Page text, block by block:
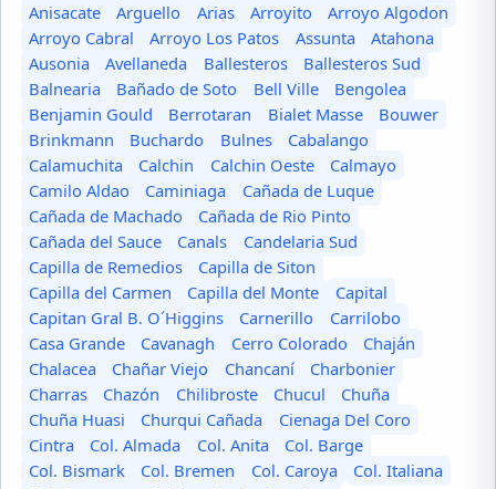
Anisacate
Arguello Arias Arroyito
Arroyo Algodon
Arroyo Cabral
Arroyo Los Patos Assunta
Atahona
Ausonia
Avellaneda Ballesteros
Ballesteros Sud
Balnearia
Bañado de Soto Bell Ville
Bengolea
Benjamin Gould
Berrotaran Bialet Masse
Bouwer
Brinkmann
Buchardo Bulnes
Cabalango
Calamuchita
Calchin Calchin Oeste
Calmayo
Camilo Aldao
Caminiaga
Cañada de Luque
Cañada de Machado
Cañada de Rio Pinto
Cañada del Sauce
Canals
Candelaria Sud
Capilla de Remedios
Capilla de Siton
Capilla del Carmen
Capilla del Monte
Capital
Capitan Gral B. O´Higgins
Carnerillo
Carrilobo
Casa Grande
Cavanagh Cerro Colorado
Chaján
Chalacea
Chañar Viejo Chancaní
Charbonier
Charras
Chazón Chilibroste Chucul
Chuña
Chuña Huasi
Churqui Cañada
Cienaga Del Coro
Cintra
Col. Almada Col. Anita
Col. Barge
Col. Bismark
Col. Bremen Col. Caroya
Col. Italiana